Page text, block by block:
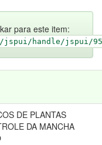
para este item:
handle/jspui/
DE PLANTAS
DA MANCHA